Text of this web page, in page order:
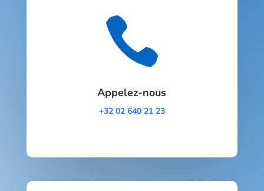

Appelez-nous
+32 02 640 21 23